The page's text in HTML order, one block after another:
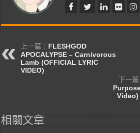
上一篇： FLESHGOD
APOCALYPSE – Carnivorous
Lamb (OFFICIAL LYRIC
VIDEO)
下一篇
Video)
相關文章